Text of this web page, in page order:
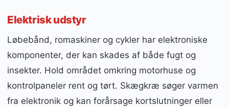
Elektrisk udstyr
Løbebånd, romaskiner og cykler har elektroniske
komponenter, der kan skades af både fugt og
insekter. Hold området omkring motorhuse og
kontrolpaneler rent og tørt. Skægkræ søger varmen
fra elektronik og kan forårsage kortslutninger eller